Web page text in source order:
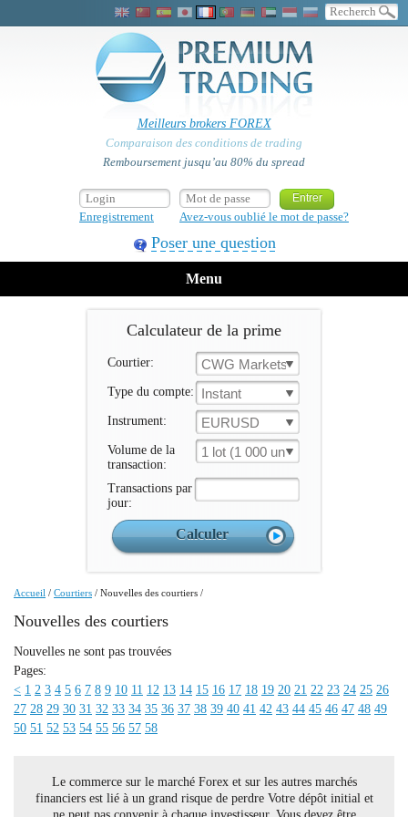
Meilleurs brokers FOREX
Comparaison des conditions de trading
Remboursement jusqu’au 80% du spread
Enregistrement Avez-vous oublié le mot de passe?
Poser une question
Menu
Calculateur de la prime
Courtier: CWG Markets
Type du compte: Instant
Instrument: EURUSD
Volume de la
transaction:
1 lot (1 000 un.)
Transactions par
jour:
Accueil / Courtiers / Nouvelles des courtiers /
Nouvelles des courtiers
Nouvelles ne sont pas trouvées
Pages:
< 1 2 3 4 5 6 7 8 9 10 11 12 13 14 15 16 17 18 19 20 21 22 23 24 25 26
27 28 29 30 31 32 33 34 35 36 37 38 39 40 41 42 43 44 45 46 47 48 49
50 51 52 53 54 55 56 57 58
Le commerce sur le marché Forex et sur les autres marchés
financiers est lié à un grand risque de perdre Votre dépôt initial et